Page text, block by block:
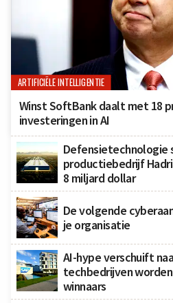
ARTIFICIËLE INTELLIGENTIE
Winst SoftBank daalt met 18
investeringen in AI
Defensietechnologie
productiebedrijf
8 miljard dollar
De volgende
je organisatie
AI-hype verschuift
techbedrijven
winnaars